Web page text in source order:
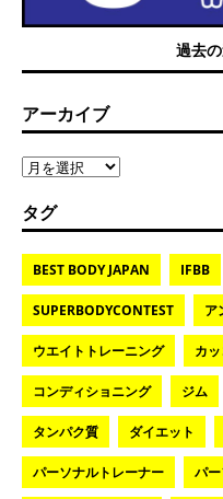
過去
アーカイブ
タグ
BEST BODY JAPAN IFBB
SUPERBODYCONTEST ア
ウエイトトレーニング カ
コンディショニング ジム
タンパク質 ダイエット
パーソナルトレーナー パ